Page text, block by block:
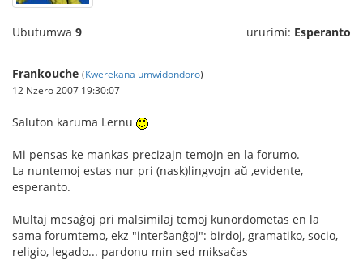
Ubutumwa 9 ururimi: Esperanto
Frankouche (Kwerekana umwidondoro)
12 Nzero 2007 19:30:07
Saluton karuma Lernu
Mi pensas ke mankas precizajn temojn en la forumo.
La nuntemoj estas nur pri (nask)lingvojn aŭ ,evidente,
esperanto.
Multaj mesaĝoj pri malsimilaj temoj kunordometas en la
sama forumtemo, ekz "interŝanĝoj": birdoj, gramatiko, socio,
religio, legado... pardonu min sed miksaĉas